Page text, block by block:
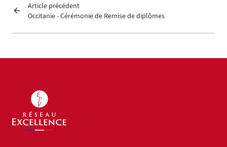
Article précédent
Occitanie - Cérémonie de Remise de diplômes